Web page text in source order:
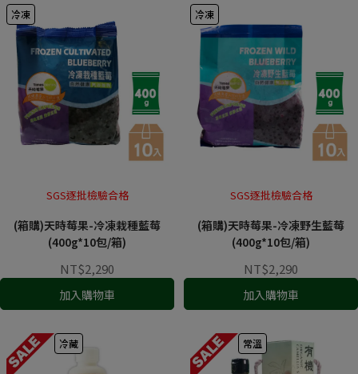
冷凍
SGS逐批檢驗合格
(箱購)天時莓果-冷凍栽種藍莓
(400g*10包/箱)
NT$2,290
加入購物車
冷凍
SGS逐批檢驗合格
(箱購)天時莓果-冷凍野生藍莓
(400g*10包/箱)
NT$2,290
加入購物車
冷藏 常溫